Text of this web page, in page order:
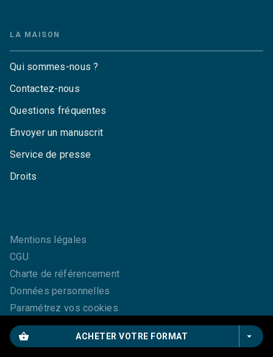
shopping_basket ACHETER VOTRE FORMAT arrow_drop_down
LA MAISON
Qui sommes-nous ?
Contactez-nous
Questions fréquentes
Envoyer un manuscrit
Service de presse
Droits
Mentions légales
CGU
Charte de référencement
Données personnelles
Paramétrez vos cookies